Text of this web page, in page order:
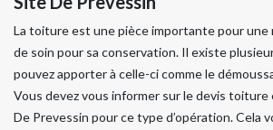
La toiture est une pièce importante pour une
de soin pour sa conservation. Il existe
pouvez apporter à celle-ci comme le
Vous devez vous informer sur le devis toiture
De Prevessin pour ce type d’opération. Cela